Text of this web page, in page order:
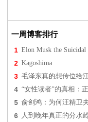
一周博客排行
1 Elon Musk the Suicidal
2 Kagoshima
3 毛泽东真的想传位给
4 “女性读者”的真相：
5 俞剑鸿：为何汪精卫
6 人到晚年真正的分水